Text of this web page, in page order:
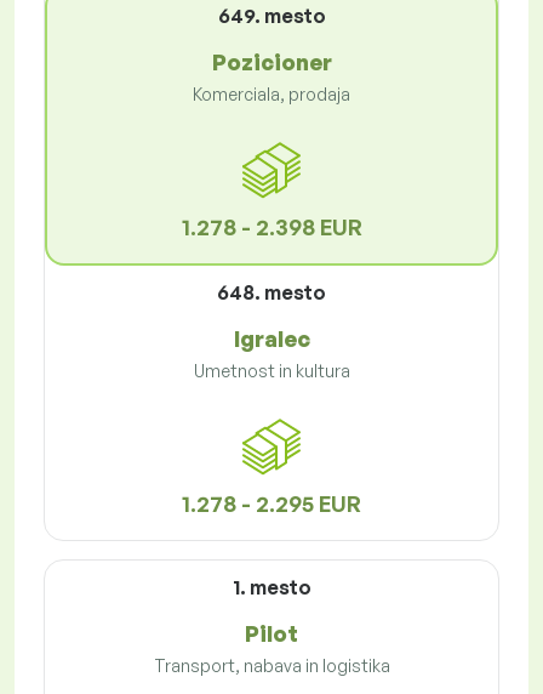
649. mesto
Pozicioner
Komerciala, prodaja
1.278 - 2.398 EUR
648. mesto
Igralec
Umetnost in kultura
1.278 - 2.295 EUR
1. mesto
Pilot
Transport, nabava in logistika